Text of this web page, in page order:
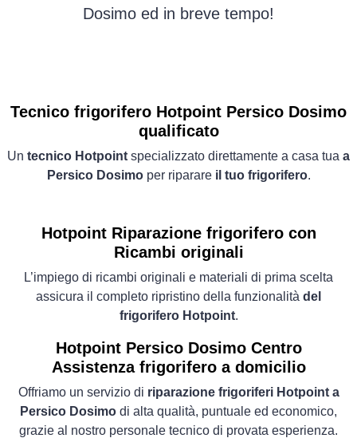
Dosimo ed in breve tempo!
Tecnico frigorifero Hotpoint Persico Dosimo
qualificato
Un tecnico Hotpoint specializzato direttamente a casa tua a
Persico Dosimoper riparare il tuo frigorifero.
Hotpoint Riparazione frigorifero con
Ricambi originali
L’impiego di ricambi originali e materiali di prima scelta
assicura il completo ripristino della funzionalità del
frigorifero Hotpoint.
Hotpoint Persico Dosimo Centro
Assistenza frigorifero a domicilio
Offriamo un servizio di riparazione frigoriferi Hotpoint a
Persico Dosimo di alta qualità, puntuale ed economico,
grazie al nostro personale tecnico di provata esperienza.